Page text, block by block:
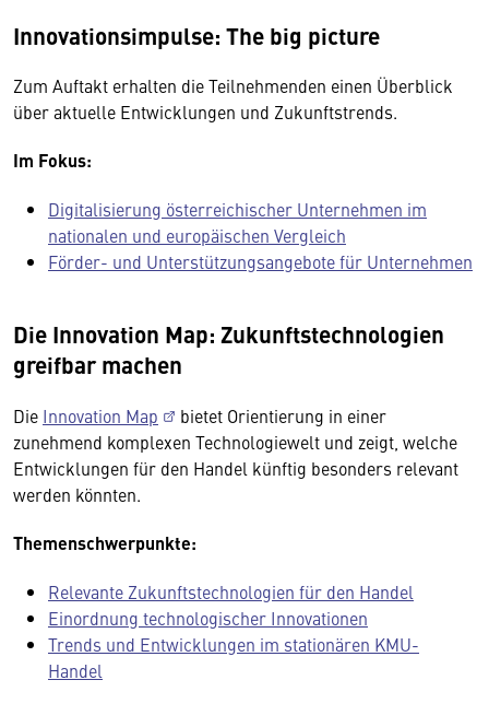
Innovationsimpulse: The big picture
Zum Auftakt erhalten die Teilnehmenden einen Überblick
über aktuelle Entwicklungen und Zukunftstrends.
Im Fokus:
Digitalisierung österreichischer Unternehmen im
nationalen und europäischen Vergleich
Förder- und Unterstützungsangebote für Unternehmen
Die Innovation Map: Zukunftstechnologien
greifbar machen
Die Innovation Map
bietet Orientierung in einer
zunehmend komplexen Technologiewelt und zeigt, welche
Entwicklungen für den Handel künftig besonders relevant
werden könnten.
Themenschwerpunkte:
Relevante Zukunftstechnologien für den Handel
Einordnung technologischer Innovationen
Trends und Entwicklungen im stationären KMU-
Handel